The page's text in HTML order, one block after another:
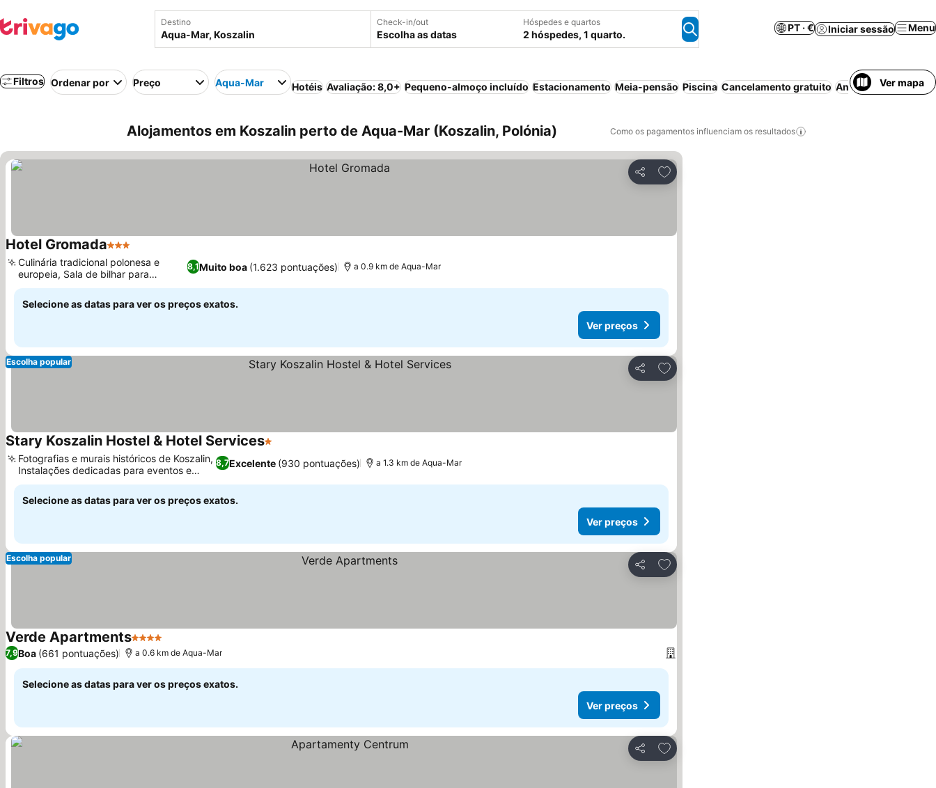
Destino Check-in/out
Escolha as datas
Hóspedes e quartos
2 hóspedes, 1 quarto.
PT · € Iniciar sessão Menu
Filtros Ordenar por Preço Aqua-Mar Hotéis Avaliação: 8,0+ Pequeno-almoço incluído Estacionamento Meia-pensão Piscina Cancelamento gratuito Animais permitidos
Ver mapa
Alojamentos em Koszalin perto de Aqua-Mar (Koszalin, Polónia) Como os pagamentos influenciam os resultados
Partilhar
Adicionar aos favoritos
Hotel Gromada3 Estrelas
8,1Muito boa (1.623 pontuações)
Culinária tradicional polonesa e
europeia, Sala de bilhar para
entretenimento
a 0.9 km de Aqua-Mar
Selecione as datas para ver os preços exatos.
Ver preços
Partilhar
Adicionar aos favoritos
Escolha popular
Stary Koszalin Hostel & Hotel Services1 Estrelas
8,7Excelente (930 pontuações)
Fotografias e murais históricos de Koszalin,
Instalações dedicadas para eventos e
conferências
a 1.3 km de Aqua-Mar
Selecione as datas para ver os preços exatos.
Ver preços
Partilhar
Adicionar aos favoritos
Escolha popular
Verde Apartments4 Estrelas
7,9Boa (661 pontuações) a 0.6 km de Aqua-Mar
Selecione as datas para ver os preços exatos.
Ver preços
Partilhar
Adicionar aos favoritos